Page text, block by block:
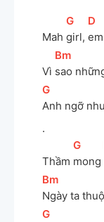
Mah
[
G
girl,
[D
Vì
[Bm
sao
[
G
Anh ngỡ
.
Thầm
[
G
mong
[Bm
Ngày ta
[
G